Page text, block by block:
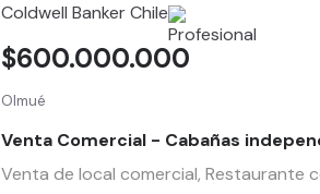
Coldwell Banker Chile
Olmué
Venta Comercial - Cabañas
Venta de local comercial, Restaurante
$600.000.000